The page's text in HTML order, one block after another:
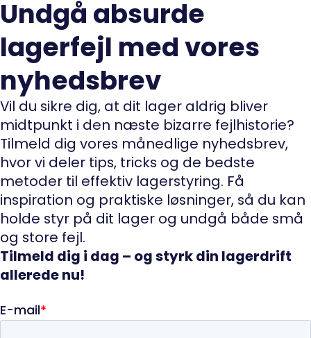
Undgå absurde
lagerfejl med vores
nyhedsbrev
Vil du sikre dig, at dit lager aldrig bliver
midtpunkt i den næste bizarre fejlhistorie?
Tilmeld dig vores månedlige nyhedsbrev,
hvor vi deler tips, tricks og de bedste
metoder til effektiv lagerstyring. Få
inspiration og praktiske løsninger, så du kan
holde styr på dit lager og undgå både små
og store fejl.
Tilmeld dig i dag – og styrk din lagerdrift
allerede nu!